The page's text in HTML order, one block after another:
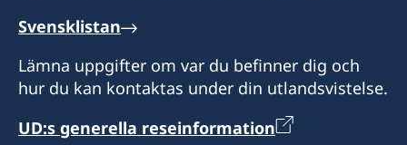
Svensklistan
Lämna uppgifter om var du befinner dig och
hur du kan kontaktas under din utlandsvistelse.
UD:s generella reseinformation